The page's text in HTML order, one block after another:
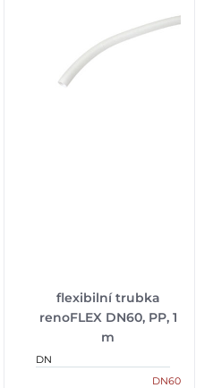
flexibilní trubka
renoFLEX DN60, PP, 1
m
DN
DN60